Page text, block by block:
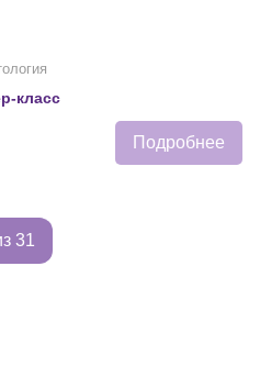
класс
Подробнее
31